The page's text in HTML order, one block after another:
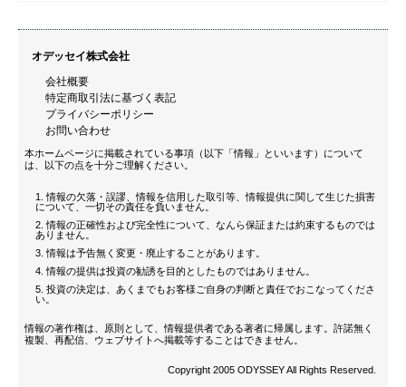
オデッセイ株式会社
会社概要
特定商取引法に基づく表記
プライバシーポリシー
お問い合わせ
本ホームページに掲載されている事項（以下「情報」といいます）について
は、以下の点を十分ご理解ください。
情報の欠落・誤謬、情報を信用した取引等、情報提供に関して生じた損害
について、一切その責任を負いません。
情報の正確性および完全性について、なんら保証または約束するものでは
ありません。
情報は予告無く変更・廃止することがあります。
情報の提供は投資の勧誘を目的としたものではありません。
投資の決定は、あくまでもお客様ご自身の判断と責任でおこなってくださ
い。
情報の著作権は、原則として、情報提供者である著者に帰属します。許諾無く
複製、再配信、ウェブサイトへ掲載等することはできません。
Copyright 2005 ODYSSEY All Rights Reserved.